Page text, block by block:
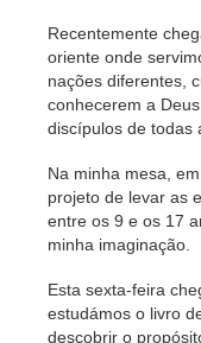
Recentemente
oriente onde
nações diferentes,
conhecerem a
discípulos de todas
Na minha mesa,
projeto de levar as
entre os 9 e os 17
minha imaginação.
Esta sexta-feira
estudámos o livro
descobrir o